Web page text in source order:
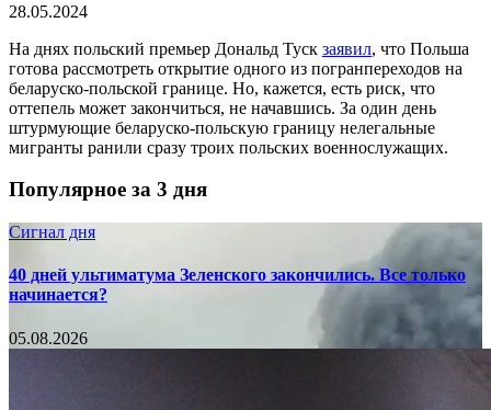
28.05.2024
На днях польский премьер Дональд Туск заявил, что Польша
готова рассмотреть открытие одного из погранпереходов на
беларуско-польской границе. Но, кажется, есть риск, что
оттепель может закончиться, не начавшись. За один день
штурмующие беларуско-польскую границу нелегальные
мигранты ранили сразу троих польских военнослужащих.
Популярное за 3 дня
Сигнал дня
40 дней ультиматума Зеленского закончились. Все только
начинается?
05.08.2026